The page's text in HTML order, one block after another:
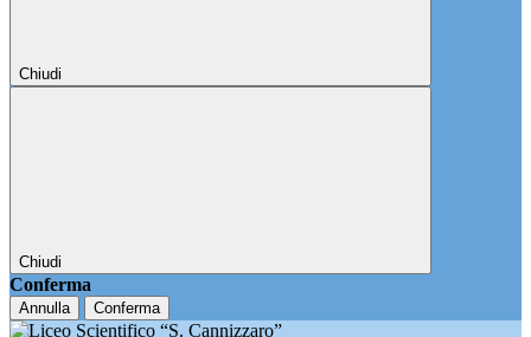
Chiudi
Chiudi
Conferma
Annulla Conferma